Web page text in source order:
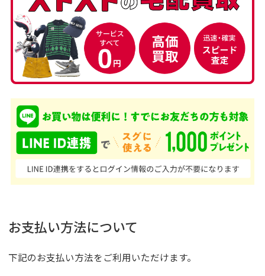
お支払い方法について
下記のお支払い方法をご利用いただけます。